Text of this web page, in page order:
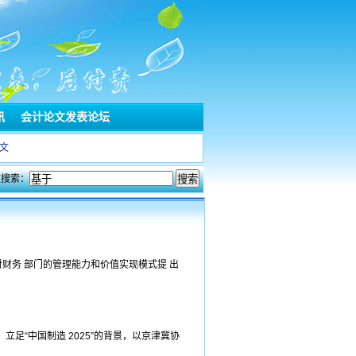
会计论文发表论坛
索：
务 部门的管理能力和价值实现模式提 出
足“中国制造 2025”的背景，以京津冀协